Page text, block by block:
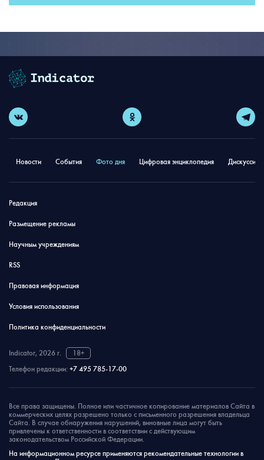
Новости События Фото дня Цифровая энциклопедия
Редакция
Размещение рекламы
Научным учреждениям
RSS
Правовая информация
Условия использования
Политика конфиденциальности
Indicator, 2026 г.
18+
Телефон редакции: +7 495 785-17-00
Все права защищены. Полное или частичное копирование материалов Сайта в
коммерческих целях разрешено только с письменного разрешения владельца
Сайта. В случае обнаружения нарушений, виновные лица могут быть
привлечены к ответственности в соответствии с действующим
законодательством Российской Федерации.
На информационном ресурсе применяются рекомендательные технологии в